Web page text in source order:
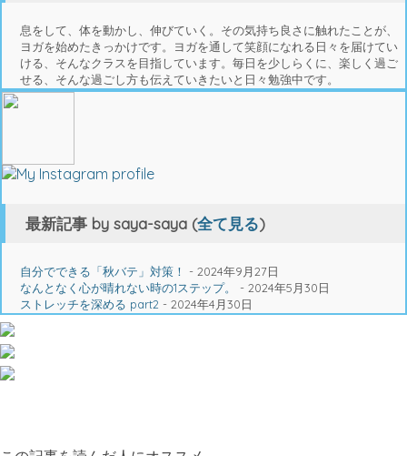
息をして、体を動かし、伸びていく。その気持ち良さに触れたことが、
ヨガを始めたきっかけです。ヨガを通して笑顔になれる日々を届けてい
ける、そんなクラスを目指しています。毎日を少しらくに、楽しく過ご
せる、そんな過ごし方も伝えていきたいと日々勉強中です。
最新記事 by saya-saya (全て見る)
自分でできる「秋バテ」対策！
- 2024年9月27日
なんとなく心が晴れない時の1ステップ。
- 2024年5月30日
ストレッチを深める part2 - 2024年4月30日